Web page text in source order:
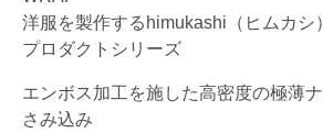
洋服を製作するhimukashi（ヒムカシ
プロダクトシリーズ
エンボス加工を施した高密度の極薄
さみ込み